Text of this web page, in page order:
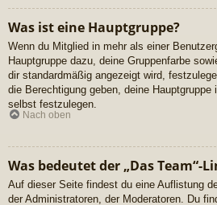
Was ist eine Hauptgruppe?
Wenn du Mitglied in mehr als einer
Hauptgruppe dazu, deine Gruppenfarbe
dir standardmäßig angezeigt wird,
die Berechtigung geben, deine
selbst festzulegen.
Nach oben
Was bedeutet der „Das Team“-
Auf dieser Seite findest du eine Auflistung
der Administratoren, der Moderatoren. Du